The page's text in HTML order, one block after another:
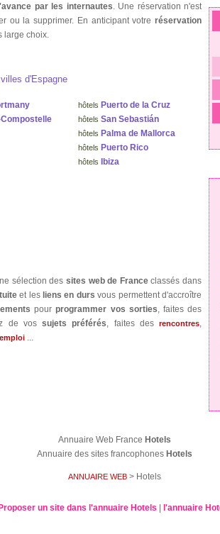
par les internautes. Une réservation n'est
ou la supprimer. En anticipant votre réservation
large choix.
d'Espagne
hôtels Puerto de la Cruz
hôtels San Sebastián
hôtels Palma de Mallorca
hôtels Puerto Rico
hôtels Ibiza
sélection dessites web de Franceclassés dans
et les liens en dursvous permettent d'accroître
pourprogrammer vos sorties, faites des
de vos sujets préférés, faites des rencontres,
...
Annuaire Web France Hotels
Annuaire des sites francophones Hotels
ANNUAIRE WEB> Hotels
Proposer un site dans l'annuaire Hotels l'annuaire